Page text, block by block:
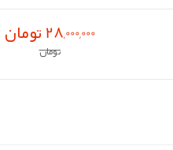
28,000,000 تومان
تومان